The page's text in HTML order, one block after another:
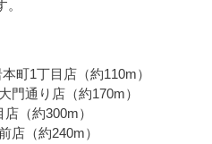
町1丁目店（約110m）
門通り店（約170m）
（約300m）
店（約240m）